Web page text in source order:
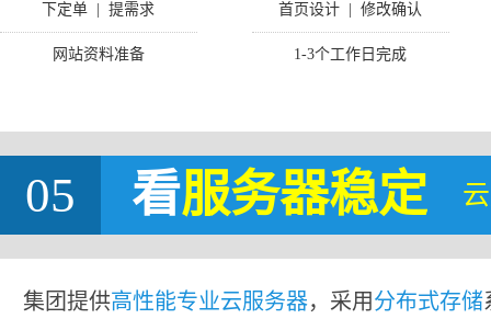
下定单 | 提需求
网站资料准备
首页设计 | 修改确认
1-3个工作日完成
05 看服务器稳定
集团提供高性能专业云服务器，采用分布式存储